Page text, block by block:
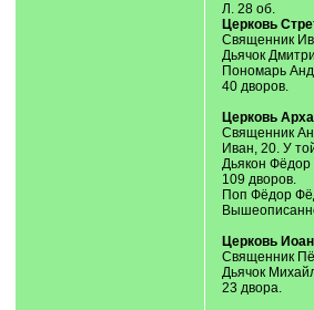
Л. 28 об.
Церковь
Священник
Дьячок
Пономарь
40 дворов.
Церковь
Священник
Иван, 20. У
Дьякон Фёдор
109 дворов.
Поп Фёдор
Церковь
Священник
Дьячок
23 двора.